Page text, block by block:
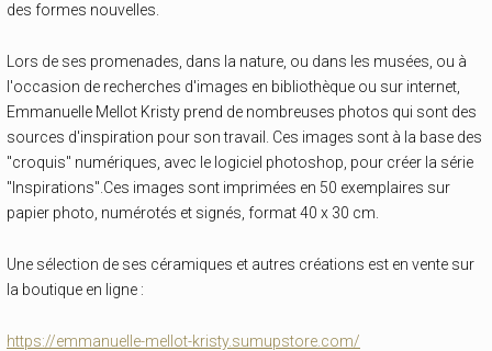
des formes nouvelles.
Lors de ses promenades, dans la nature, ou dans les musées, ou à
l'occasion de recherches d'images en bibliothèque ou sur internet,
Emmanuelle Mellot Kristy prend de nombreuses photos qui sont des
sources d'inspiration pour son travail. Ces images sont à la base des
"croquis" numériques, avec le logiciel photoshop, pour créer la série
"Inspirations".Ces images sont imprimées en 50 exemplaires sur
papier photo, numérotés et signés, format 40 x 30 cm.
Une sélection de ses céramiques et autres créations est en vente sur
la boutique en ligne :
https://emmanuelle-mellot-kristy.sumupstore.com/